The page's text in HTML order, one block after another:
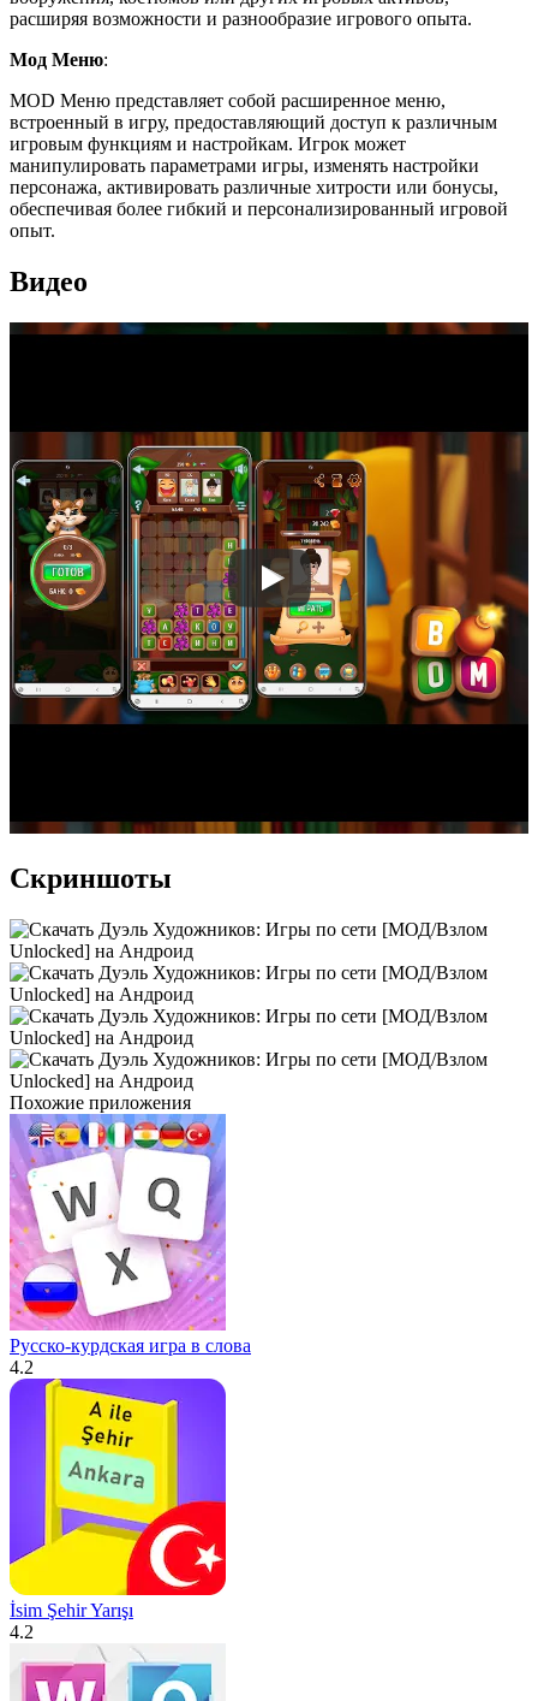
расширяя возможности и разнообразие игрового опыта.
Мод Меню:
MOD Меню представляет собой расширенное меню,
встроенный в игру, предоставляющий доступ к различным
игровым функциям и настройкам. Игрок может
манипулировать параметрами игры, изменять настройки
персонажа, активировать различные хитрости или бонусы,
обеспечивая более гибкий и персонализированный игровой
опыт.
Видео
Скриншоты
Похожие приложения
Русско-курдская игра в слова
4.2
İsim Şehir Yarışı
4.2